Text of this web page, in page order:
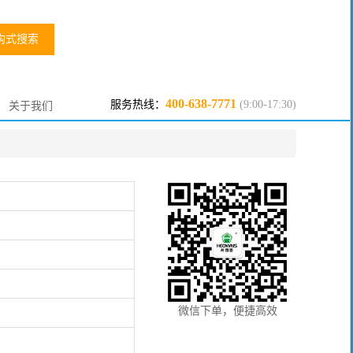
式搜索
服务热线： 400-638-7771 (9:00-17:30)
关于我们
微信下单，便捷高效